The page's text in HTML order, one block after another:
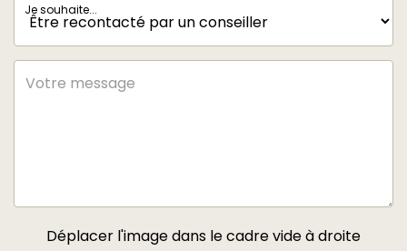
Je souhaite...
Déplacer l'image dans le cadre vide à droite